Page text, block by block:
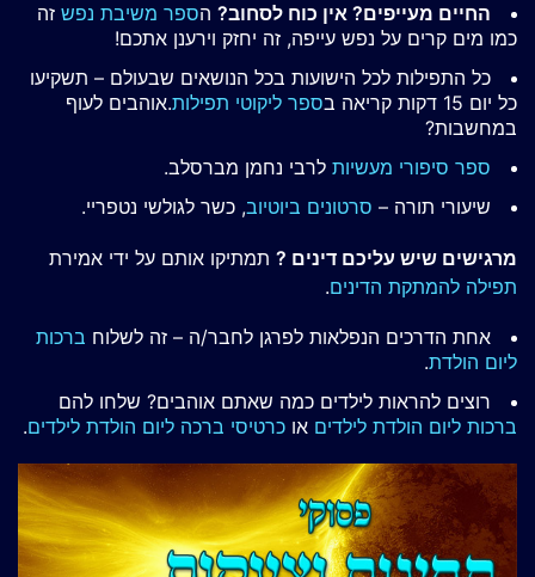
החיים מעייפים? אין כוח לסחוב? הספר משיבת נפש זה
כמו מים קרים על נפש עייפה, זה יחזק וירענן אתכם!
כל התפילות לכל הישועות בכל הנושאים שבעולם – תשקיעו
כל יום 15 דקות קריאה ב
ספר ליקוטי תפילות.אוהבים לעוף
במחשבות?
ספר סיפורי מעשיות לרבי נחמן מברסלב.
שיעורי תורה – סרטונים ביוטיוב, כשר לגולשי נטפריי.
מרגישים שיש עליכם דינים ? תמתיקו אותם על ידי אמירת
תפילה להמתקת הדינים.
אחת הדרכים הנפלאות לפרגן לחבר/ה – זה לשלוח ברכות
ליום הולדת.
רוצים להראות לילדים כמה שאתם אוהבים? שלחו להם
ברכות ליום הולדת לילדים או כרטיסי ברכה ליום הולדת לילדים.